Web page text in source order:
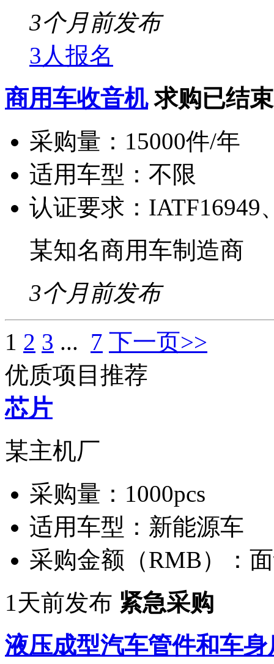
3个月前发布
3人报名
商用车收音机 求购已结束
采购量： 15000件/年
适用车型： 不限
认证要求： IATF16949
某知名商用车制造商
3个月前发布
1 2 3 ... 7 下一页>>
优质项目推荐
芯片
某主机厂
采购量： 1000pcs
适用车型： 新能源车
采购金额（RMB）：
1天前发布 紧急采购
液压成型汽车管件和车